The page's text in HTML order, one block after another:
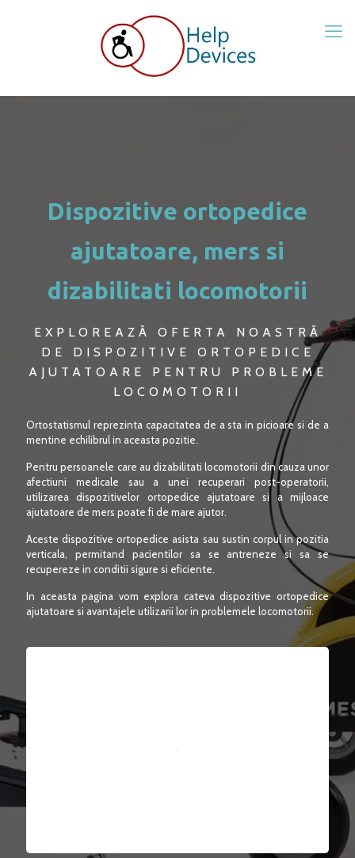
Dispozitive ortopedice
ajutatoare, mers si
dizabilitati locomotorii
EXPLOREAZĂ OFERTA NOASTRĂ
DE DISPOZITIVE ORTOPEDICE
AJUTATOARE PENTRU PROBLEME
LOCOMOTORII
Ortostatismul reprezinta capacitatea de a sta in picioare si de a
mentine echilibrul in aceasta pozitie.
Pentru persoanele care au dizabilitati locomotorii din cauza unor
afectiuni medicale sau a unei recuperari post-operatorii,
utilizareadispozitivelor ortopedice ajutatoare si amijloace
ajutatoare de mers poate fi de mare ajutor.
Acestedispozitive ortopedice asista sau sustin corpul in pozitia
verticala, permitand pacientilor sa se antreneze si sa se
recupereze in conditii sigure si eficiente.
In aceasta pagina vom explora catevadispozitive ortopedice
ajutatoare si avantajele utilizarii lor in problemele locomotorii.